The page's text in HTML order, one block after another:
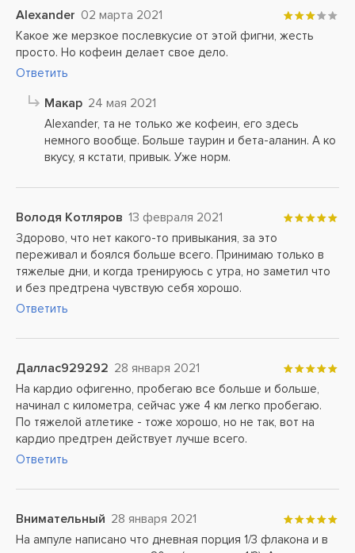
Alexander 02 марта 2021
Какое же мерзкое послевкусие от этой фигни, жесть
просто. Но кофеин делает свое дело.
Ответить
Макар 24 мая 2021
Alexander, та не только же кофеин, его здесь
немного вообще. Больше таурин и бета-аланин. А ко
вкусу, я кстати, привык. Уже норм.
Володя Котляров 13 февраля 2021
Здорово, что нет какого-то привыкания, за это
переживал и боялся больше всего. Принимаю только в
тяжелые дни, и когда тренируюсь с утра, но заметил что
и без предтрена чувствую себя хорошо.
Ответить
Даллас929292 28 января 2021
На кардио офигенно, пробегаю все больше и больше,
начинал с километра, сейчас уже 4 км легко пробегаю.
По тяжелой атлетике - тоже хорошо, но не так, вот на
кардио предтрен действует лучше всего.
Ответить
Внимательный 28 января 2021
На ампуле написано что дневная порция 1/3 флакона и в